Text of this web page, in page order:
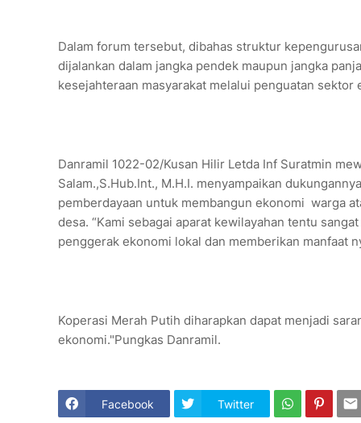
Dalam forum tersebut, dibahas struktur
dijalankan dalam jangka pendek maupun jangka
kesejahteraan masyarakat melalui penguatan sektor
Danramil 1022-02/Kusan Hilir Letda Inf Suratmin
Salam.,S.Hub.Int., M.H.I. menyampaikan
pemberdayaan untuk membangun ekonomi warga
desa. “Kami sebagai aparat kewilayahan tentu
penggerak ekonomi lokal dan memberikan manfaat
Koperasi Merah Putih diharapkan dapat menjadi
ekonomi."Pungkas Danramil.
Facebook Twitter